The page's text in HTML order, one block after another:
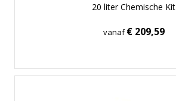
20 liter Chemische Kit
vanaf€ 209,59